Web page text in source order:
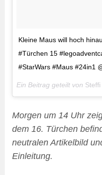
Kleine Maus will hoch
#Türchen 15
#StarWars #Maus #24in1
Ein Beitrag geteilt von Steffi
Morgen um 14 Uhr
dem 16. Türchen
neutralen Artikelbild
Einleitung.